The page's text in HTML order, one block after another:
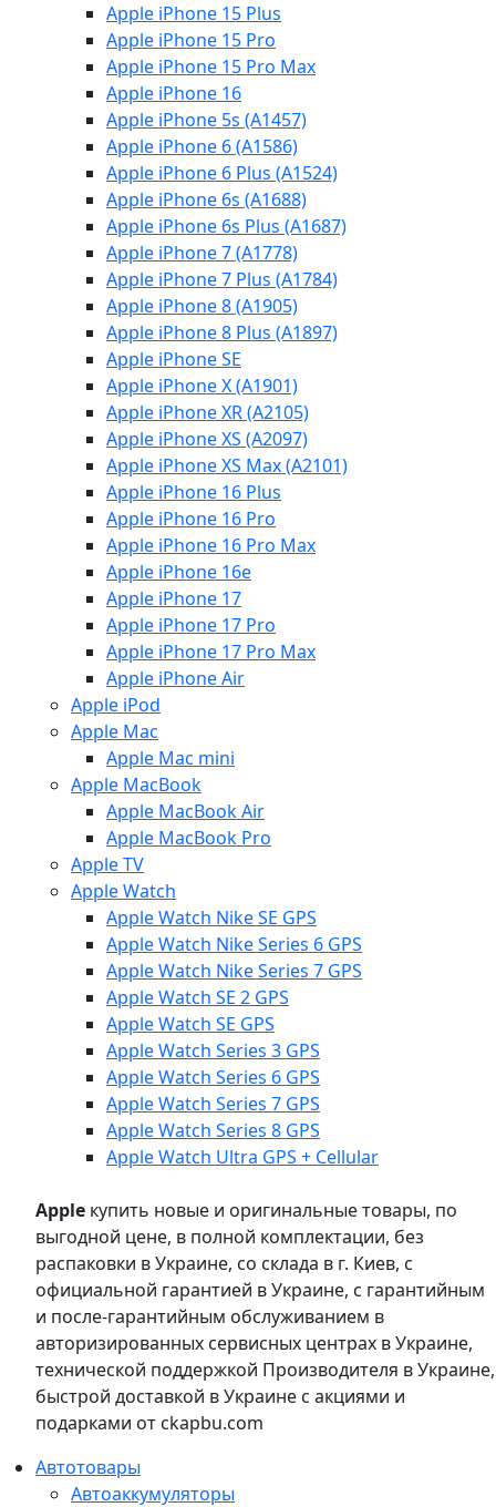
Apple iPhone 15 Plus
Apple iPhone 15 Pro
Apple iPhone 15 Pro Max
Apple iPhone 16
Apple iPhone 5s (A1457)
Apple iPhone 6 (A1586)
Apple iPhone 6 Plus (A1524)
Apple iPhone 6s (A1688)
Apple iPhone 6s Plus (A1687)
Apple iPhone 7 (A1778)
Apple iPhone 7 Plus (A1784)
Apple iPhone 8 (A1905)
Apple iPhone 8 Plus (A1897)
Apple iPhone SE
Apple iPhone X (A1901)
Apple iPhone XR (A2105)
Apple iPhone XS (A2097)
Apple iPhone XS Max (A2101)
Apple iPhone 16 Plus
Apple iPhone 16 Pro
Apple iPhone 16 Pro Max
Apple iPhone 16e
Apple iPhone 17
Apple iPhone 17 Pro
Apple iPhone 17 Pro Max
Apple iPhone Air
Apple iPod
Apple Mac
Apple Mac mini
Apple MacBook
Apple MacBook Air
Apple MacBook Pro
Apple TV
Apple Watch
Apple Watch Nike SE GPS
Apple Watch Nike Series 6 GPS
Apple Watch Nike Series 7 GPS
Apple Watch SE 2 GPS
Apple Watch SE GPS
Apple Watch Series 3 GPS
Apple Watch Series 6 GPS
Apple Watch Series 7 GPS
Apple Watch Series 8 GPS
Apple Watch Ultra GPS + Cellular
Apple купить новые и оригинальные товары, по
выгодной цене, в полной комплектации, без
распаковки в Украине, со склада в г. Киев, с
официальной гарантией в Украине, с гарантийным
и после-гарантийным обслуживанием в
авторизированных сервисных центрах в Украине,
технической поддержкой Производителя в Украине,
быстрой доставкой в Украине с акциями и
подарками от ckapbu.com
Автотовары
Автоаккумуляторы